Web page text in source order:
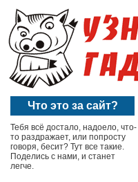
Что это за сайт?
Тебя всё достало, надоело, что-
то раздражает, или попросту
говоря, бесит? Тут все такие.
Поделись с нами, и станет
легче.